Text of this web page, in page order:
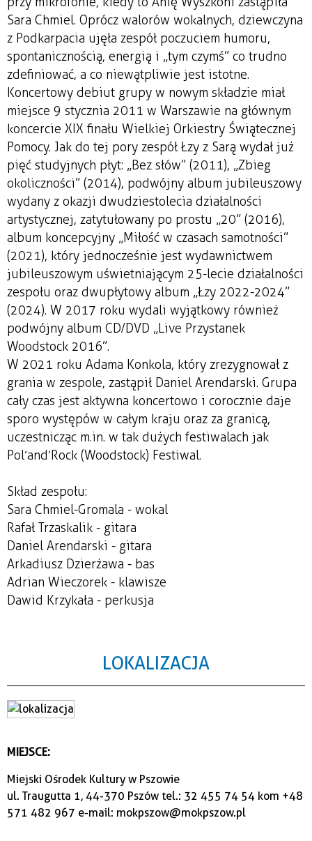
Sara Chmiel. Oprócz walorów wokalnych, dziewczyna
z Podkarpacia ujęła zespół poczuciem humoru,
spontanicznością, energią i „tym czymś” co trudno
zdefiniować, a co niewątpliwie jest istotne.
Koncertowy debiut grupy w nowym składzie miał
miejsce 9 stycznia 2011 w Warszawie na głównym
koncercie XIX finału Wielkiej Orkiestry Świątecznej
Pomocy. Jak do tej pory zespół Łzy z Sarą wydał już
pięć studyjnych płyt: „Bez słów” (2011), „Zbieg
okoliczności” (2014), podwójny album jubileuszowy
wydany z okazji dwudziestolecia działalności
artystycznej, zatytułowany po prostu „20” (2016),
album koncepcyjny „Miłość w czasach samotności”
(2021), który jednocześnie jest wydawnictwem
jubileuszowym uświetniającym 25-lecie działalności
zespołu oraz dwupłytowy album „Łzy 2022-2024”
(2024). W 2017 roku wydali wyjątkowy również
podwójny album CD/DVD „Live Przystanek
Woodstock 2016”.
W 2021 roku Adama Konkola, który zrezygnował z
grania w zespole, zastąpił Daniel Arendarski. Grupa
cały czas jest aktywna koncertowo i corocznie daje
sporo występów w całym kraju oraz za granicą,
uczestnicząc m.in. w tak dużych festiwalach jak
Pol’and’Rock (Woodstock) Festiwal.
Skład zespołu:
Sara Chmiel-Gromala - wokal
Rafał Trzaskalik - gitara
Daniel Arendarski - gitara
Arkadiusz Dzierżawa - bas
Adrian Wieczorek - klawisze
Dawid Krzykała - perkusja
LOKALIZACJA
MIEJSCE:
Miejski Ośrodek Kultury w Pszowie
ul. Traugutta 1, 44-370 Pszów tel.: 32 455 74 54 kom +48
571 482 967 e-mail: mokpszow@mokpszow.pl